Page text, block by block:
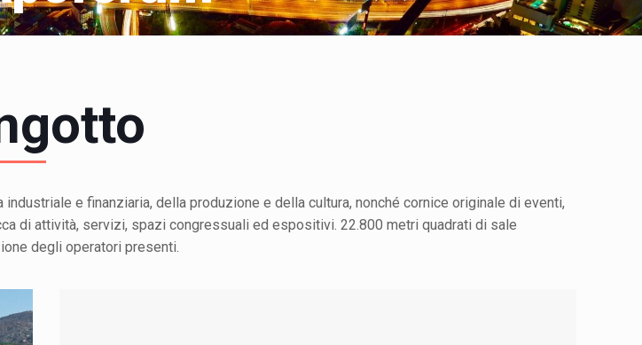
e finanziaria, della produzione e della cultura, nonché cornice originale di eventi,
di attività, servizi, spazi congressuali ed espositivi. 22.800 metri quadrati di sale
degli operatori presenti.